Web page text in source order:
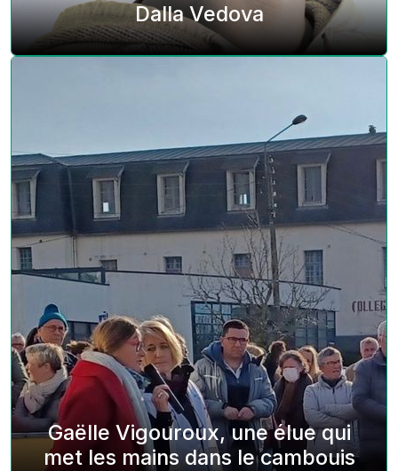
Dalla Vedova
Gaëlle Vigouroux, une élue qui
met les mains dans le cambouis